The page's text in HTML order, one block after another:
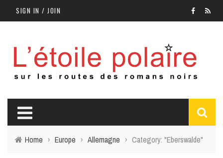
SIGN IN / JOIN
Home › Europe › Allemagne › Category: "Eberswalde"